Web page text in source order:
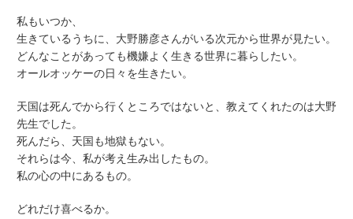
私もいつか、
生きているうちに、大野勝彦さんがいる次元から世界が見たい。
どんなことがあっても機嫌よく生きる世界に暮らしたい。
オールオッケーの日々を生きたい。
天国は死んでから行くところではないと、教えてくれたのは大野
先生でした。
死んだら、天国も地獄もない。
それらは今、私が考え生み出したもの。
私の心の中にあるもの。
どれだけ喜べるか。